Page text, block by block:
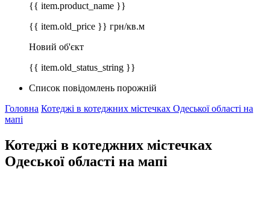
{{ item.product_name }}
{{ item.old_price }} грн/кв.м
Новий об'єкт
{{ item.old_status_string }}
Список повідомлень порожній
Головна Котеджі в котеджних містечках Одеської області на
мапі
Котеджі в котеджних містечках
Одеської області на мапі